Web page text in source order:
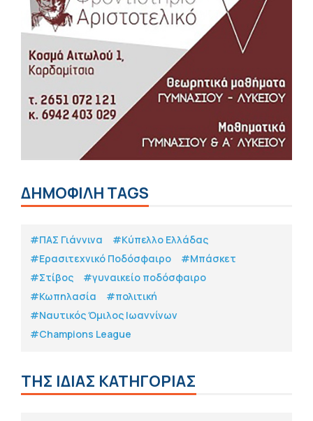
ΔΗΜΟΦΙΛΗ TAGS
#ΠΑΣ Γιάννινα
#Κύπελλο Ελλάδας
#Eρασιτεχνικό Ποδόσφαιρο
#Μπάσκετ
#Στίβος
#γυναικείο ποδόσφαιρο
#Κωπηλασία
#πολιτική
#Ναυτικός Όμιλος Ιωαννίνων
#Champions League
ΤΗΣ ΙΔΙΑΣ ΚΑΤΗΓΟΡΙΑΣ